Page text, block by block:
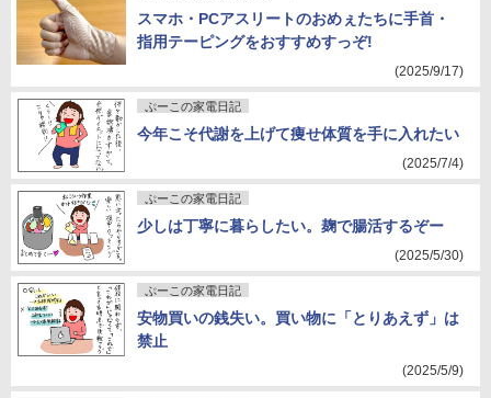
スマホ・PCアスリートのおめぇたちに手首・
指用テーピングをおすすめすっぞ!
(2025/9/17)
ぷーこの家電日記
今年こそ代謝を上げて痩せ体質を手に入れたい
(2025/7/4)
ぷーこの家電日記
少しは丁寧に暮らしたい。麹で腸活するぞー
(2025/5/30)
ぷーこの家電日記
安物買いの銭失い。買い物に「とりあえず」は
禁止
(2025/5/9)